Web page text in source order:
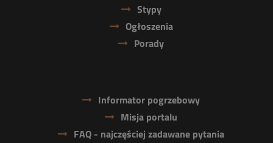
Stypy
Ogłoszenia
Porady
Informator pogrzebowy
Misja portalu
FAQ - najczęściej zadawane pytania